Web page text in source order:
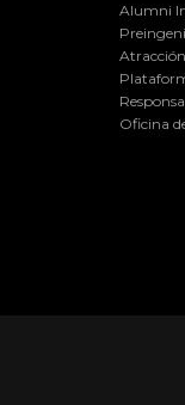
Alumni
Oficina